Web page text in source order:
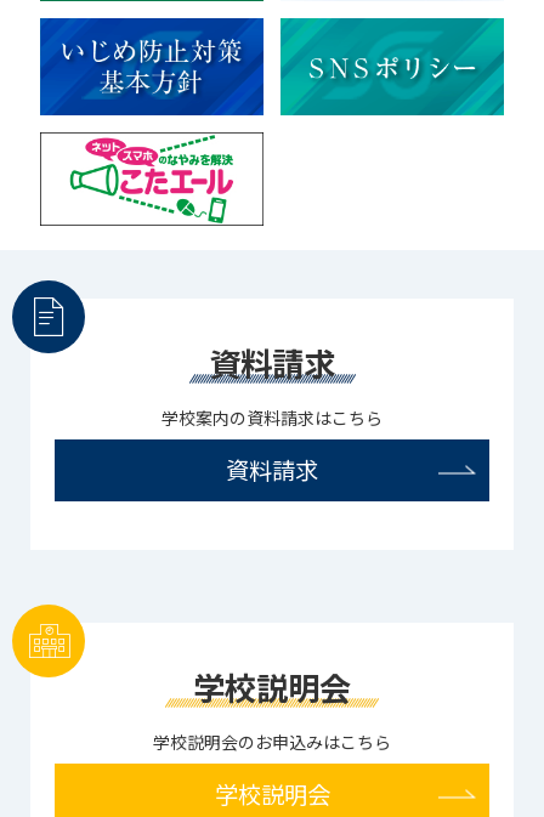
宇宙探究
赤門倶楽部
資料請求
学校案内の資料請求はこちら
資料請求
学校説明会
学校説明会のお申込みはこちら
学校説明会